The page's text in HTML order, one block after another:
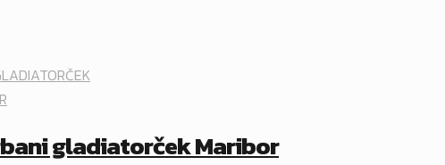
gladiatorček Maribor